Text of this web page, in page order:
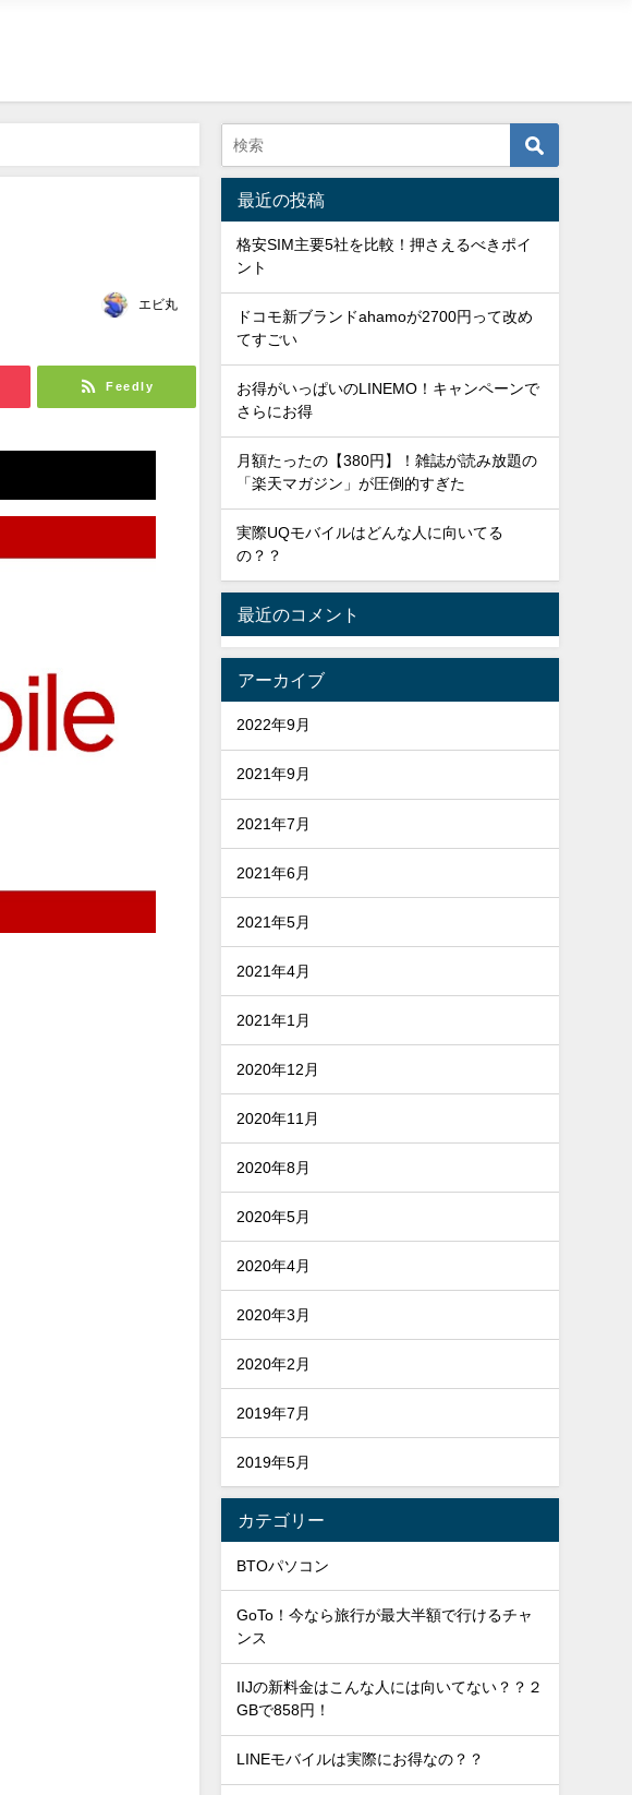
エビ丸
Feedly
最近の投稿
格安SIM主要5社を比較！押さえるべきポイ
ント
ドコモ新ブランドahamoが2700円って改め
てすごい
お得がいっぱいのLINEMO！キャンペーンで
さらにお得
月額たったの【380円】！雑誌が読み放題の
「楽天マガジン」が圧倒的すぎた
実際UQモバイルはどんな人に向いてる
の？？
最近のコメント
アーカイブ
2022年9月
2021年9月
2021年7月
2021年6月
2021年5月
2021年4月
2021年1月
2020年12月
2020年11月
2020年8月
2020年5月
2020年4月
2020年3月
2020年2月
2019年7月
2019年5月
カテゴリー
BTOパソコン
GoTo！今なら旅行が最大半額で行けるチャ
ンス
IIJの新料金はこんな人には向いてない？？２
GBで858円！
LINEモバイルは実際にお得なの？？